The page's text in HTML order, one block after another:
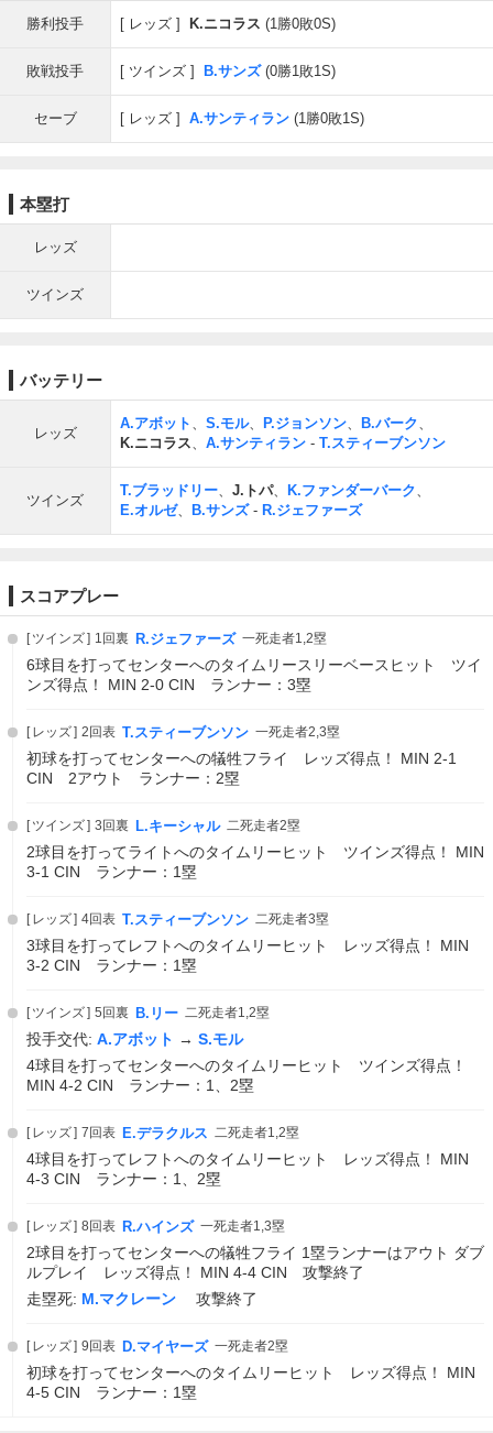
勝利投手 レッズ K.ニコラス (1勝0敗0S)
敗戦投手 ツインズ B.サンズ(0勝1敗1S)
セーブ レッズ A.サンティラン (1勝0敗1S)
本塁打
レッズ
ツインズ
バッテリー
レッズ
A.アボット 、 S.モル、 P.ジョンソン、 B.バーク、
K.ニコラス、 A.サンティラン - T.スティーブンソン
ツインズ
T.ブラッドリー、 J.トパ、 K.ファンダーバーク、
E.オルゼ、 B.サンズ- R.ジェファーズ
スコアプレー
ツインズ 1回裏 R.ジェファーズ 一死走者1,2塁
6球目を打ってセンターへのタイムリースリーベースヒット ツイ
ンズ得点！ MIN 2-0 CIN ランナー：3塁
レッズ 2回表 T.スティーブンソン 一死走者2,3塁
初球を打ってセンターへの犠牲フライ レッズ得点！ MIN 2-1
CIN 2アウト ランナー：2塁
ツインズ 3回裏 L.キーシャル 二死走者2塁
2球目を打ってライトへのタイムリーヒット ツインズ得点！ MIN
3-1 CIN ランナー：1塁
レッズ 4回表 T.スティーブンソン 二死走者3塁
3球目を打ってレフトへのタイムリーヒット レッズ得点！ MIN
3-2 CIN ランナー：1塁
ツインズ 5回裏 B.リー 二死走者1,2塁
投手交代: A.アボット → S.モル
4球目を打ってセンターへのタイムリーヒット ツインズ得点！
MIN 4-2 CIN ランナー：1、2塁
レッズ 7回表 E.デラクルス 二死走者1,2塁
4球目を打ってレフトへのタイムリーヒット レッズ得点！ MIN
4-3 CIN ランナー：1、2塁
レッズ 8回表 R.ハインズ 一死走者1,3塁
2球目を打ってセンターへの犠牲フライ 1塁ランナーはアウト ダブ
ルプレイ レッズ得点！ MIN 4-4 CIN 攻撃終了
走塁死: M.マクレーン 攻撃終了
レッズ 9回表 D.マイヤーズ 一死走者2塁
初球を打ってセンターへのタイムリーヒット レッズ得点！ MIN
4-5 CIN ランナー：1塁